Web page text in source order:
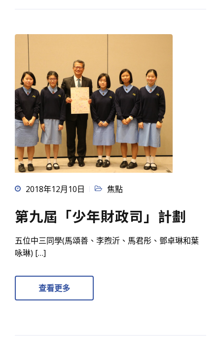
2018年12月10日 焦點
第九屆「少年財政司」計劃
五位中三同學(馬頌善、李煦沂、馬君彤、鄧卓琳和葉
咏琳) […]
查看更多